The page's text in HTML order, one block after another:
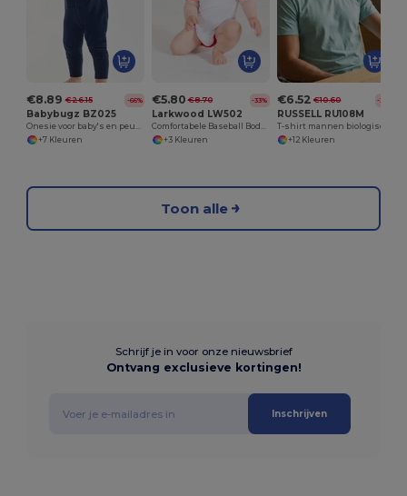
€8.89 €26.15 -66%
Babybugz BZ025
Onesie voor baby's en peuters
+7 Kleuren
€5.80 €8.70 -33%
Larkwood LW502
Comfortabele Baseball Bodysuit voor Kinderen
+3 Kleuren
€6.52 €10.60 -38%
RUSSELL RU108M
T-shirt mannen biologisch
+12 Kleuren
Toon alle
Schrijf je in voor onze nieuwsbrief
Ontvang exclusieve kortingen!
Inschrijven